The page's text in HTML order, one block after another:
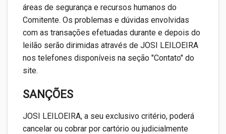
áreas de segurança e recursos humanos do
Comitente. Os problemas e dúvidas envolvidas
com as transações efetuadas durante e depois do
leilão serão dirimidas através de JOSI LEILOEIRA
nos telefones disponíveis na seção "Contato" do
site.
SANÇÕES
JOSI LEILOEIRA, a seu exclusivo critério, poderá
cancelar ou cobrar por cartório ou judicialmente